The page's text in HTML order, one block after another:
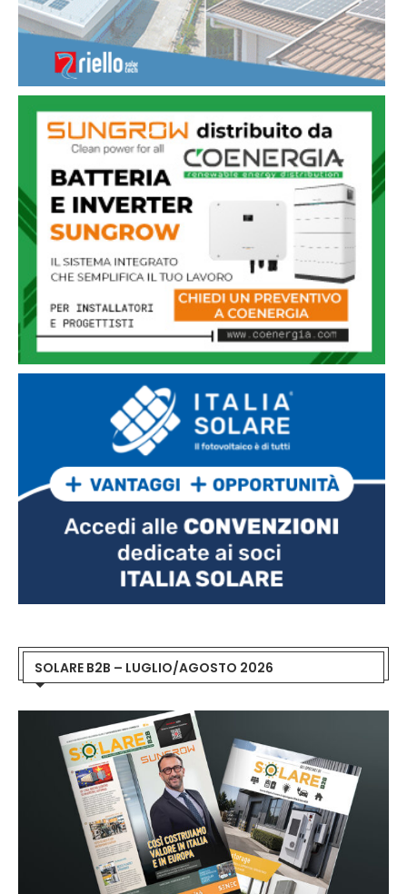
SOLARE B2B – LUGLIO/AGOSTO 2026